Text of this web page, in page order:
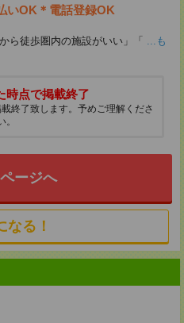
いOK＊電話登録OK
ら徒歩圏内の施設がいい」「 ...も
時点で掲載終了
終了致します。予めご理解くださ
。
ージへ
なる！